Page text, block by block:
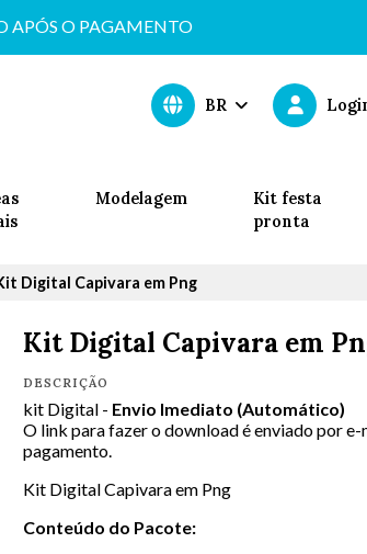
APÓS O PAGAMENTO
BR
Modelagem
Kit festa
pronta
Digital Capivara em Png
Kit Digital Capivara em
DESCRIÇÃO
kit Digital - Envio Imediato (Automático)
O link para fazer o download é enviado por
pagamento.
Kit Digital Capivara em Png
Conteúdo do Pacote: